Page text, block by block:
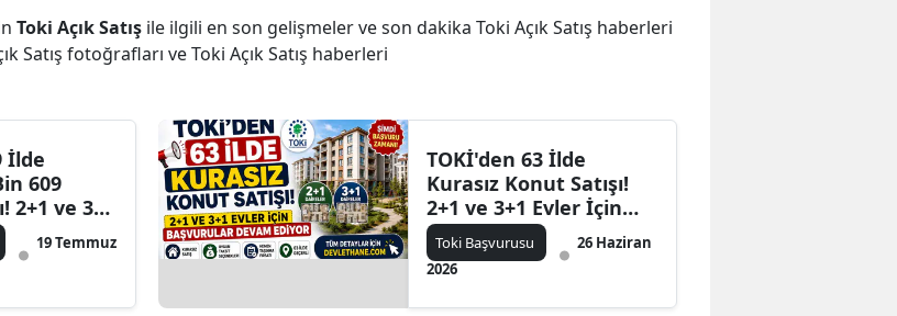
Burdur
Çanakkale
Çankırı
Çorum
Denizli
Toki Açık Satış ile ilgili en son gelişmeler ve son dakika Toki Açık Satış haberleri
Satış fotoğrafları ve Toki Açık Satış haberleri
İlde
609
2+1 ve 3+1
19 Temmuz
TOKİ'den 63 İlde
Kurasız Konut Satışı!
2+1 ve 3+1 Evler İçin
Başvurular Devam
Ediyor
Toki Başvurusu
26 Haziran
2026